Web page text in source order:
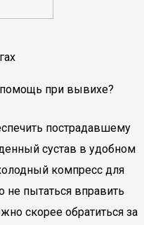
при вывихе?
пострадавшему
сустав в удобном
компресс для
пытаться вправить
скорее обратиться за